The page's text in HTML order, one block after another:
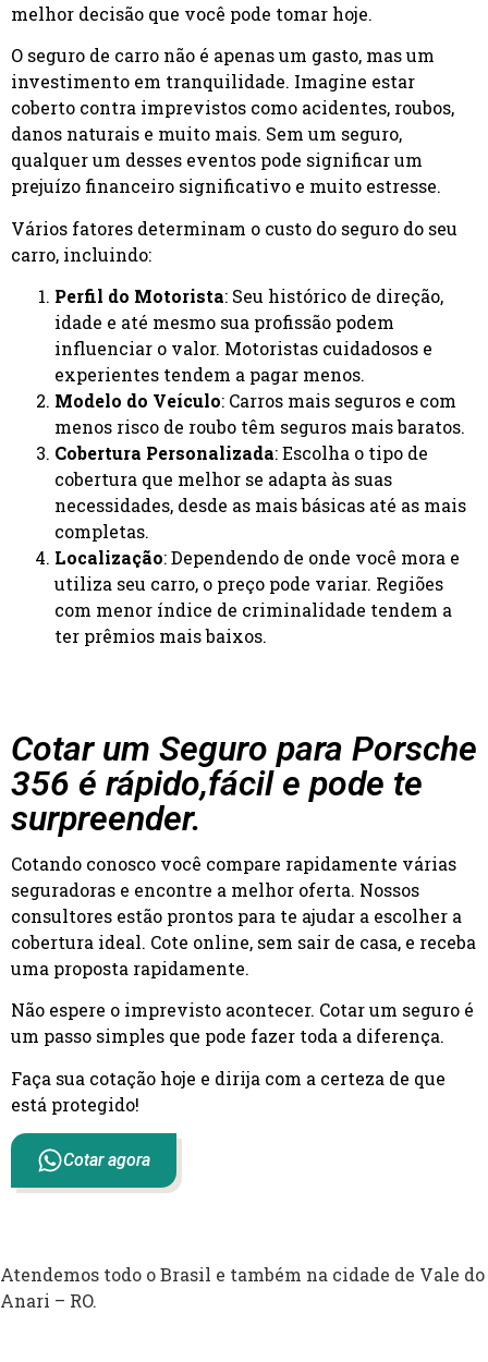
melhor decisão que você pode tomar hoje.
O seguro de carro não é apenas um gasto, mas um
investimento em tranquilidade. Imagine estar
coberto contra imprevistos como acidentes, roubos,
danos naturais e muito mais. Sem um seguro,
qualquer um desses eventos pode significar um
prejuízo financeiro significativo e muito estresse.
Vários fatores determinam o custo do seguro do seu
carro, incluindo:
Perfil do Motorista: Seu histórico de direção,
idade e até mesmo sua profissão podem
influenciar o valor. Motoristas cuidadosos e
experientes tendem a pagar menos.
Modelo do Veículo: Carros mais seguros e com
menos risco de roubo têm seguros mais baratos.
Cobertura Personalizada: Escolha o tipo de
cobertura que melhor se adapta às suas
necessidades, desde as mais básicas até as mais
completas.
Localização: Dependendo de onde você mora e
utiliza seu carro, o preço pode variar. Regiões
com menor índice de criminalidade tendem a
ter prêmios mais baixos.
Cotar um Seguro para Porsche
356 é rápido,fácil e pode te
surpreender.
Cotando conosco você compare rapidamente várias
seguradoras e encontre a melhor oferta. Nossos
consultores estão prontos para te ajudar a escolher a
cobertura ideal. Cote online, sem sair de casa, e receba
uma proposta rapidamente.
Não espere o imprevisto acontecer. Cotar um seguro é
um passo simples que pode fazer toda a diferença.
Faça sua cotação hoje e dirija com a certeza de que
está protegido!
Cotar agora
Atendemos todo o Brasil e também na cidade de Vale do
Anari – RO.